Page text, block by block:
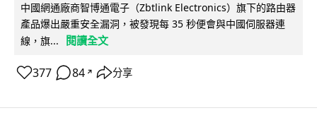
中國網通廠商智博通電子（Zbtlink Electronics）旗下的路由器
產品爆出嚴重安全漏洞，被發現每 35 秒便會與中國伺服器連
線，旗...
閱讀全文
377 84 ↗ 分享